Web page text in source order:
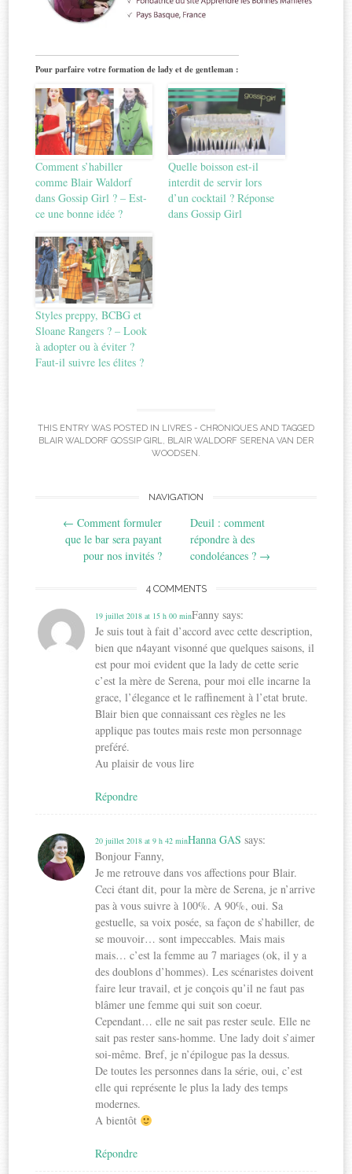
Pour parfaire votre formation de lady et de gentleman :
Comment s’habiller
comme Blair Waldorf
dans Gossip Girl ? – Est-
ce une bonne idée ?
Quelle boisson est-il
interdit de servir lors
d’un cocktail ? Réponse
dans Gossip Girl
Styles preppy, BCBG et
Sloane Rangers ? – Look
à adopter ou à éviter ?
Faut-il suivre les élites ?
THIS ENTRY WAS POSTED IN LIVRES - CHRONIQUES AND TAGGED
BLAIR WALDORF GOSSIP GIRL
BLAIR WALDORF SERENA VAN DER
WOODSEN
navigation
NAVIGATION
← Comment formuler
que le bar sera payant
pour nos invités ?
Deuil : comment
répondre à des
condoléances ? →
4 COMMENTS
Fanny says:
19 juillet 2018 at 15 h 00 min
Je suis tout à fait d’accord avec cette description,
bien que n4ayant visonné que quelques saisons, il
est pour moi evident que la lady de cette serie
c’est la mère de Serena, pour moi elle incarne la
grace, l’élegance et le raffinement à l’etat brute.
Blair bien que connaissant ces règles ne les
applique pas toutes mais reste mon personnage
preféré.
Au plaisir de vous lire
Répondre
Hanna GAS says:
20 juillet 2018 at 9 h 42 min
Bonjour Fanny,
Je me retrouve dans vos affections pour Blair.
Ceci étant dit, pour la mère de Serena, je n’arrive
pas à vous suivre à 100%. A 90%, oui. Sa
gestuelle, sa voix posée, sa façon de s’habiller, de
se mouvoir… sont impeccables. Mais mais
mais… c’est la femme au 7 mariages (ok, il y a
des doublons d’hommes). Les scénaristes doivent
faire leur travail, et je conçois qu’il ne faut pas
blâmer une femme qui suit son coeur.
Cependant… elle ne sait pas rester seule. Elle ne
sait pas rester sans-homme. Une lady doit s’aimer
soi-même. Bref, je n’épilogue pas la dessus.
De toutes les personnes dans la série, oui, c’est
elle qui représente le plus la lady des temps
modernes.
A bientôt
Répondre